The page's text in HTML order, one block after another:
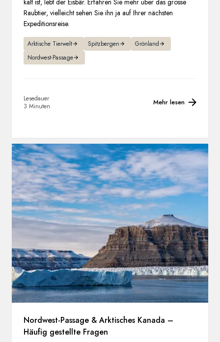
Raubtier, vielleicht sehen Sie ihn ja auf Ihrer nächsten
Expeditionsreise.
Arktische Tierwelt Spitzbergen
Grönland
Nordwest-Passage
Lesedauer
3 Minuten
Mehr lesen
Nordwest-Passage & Arktisches Kanada –
Häufig gestellte Fragen